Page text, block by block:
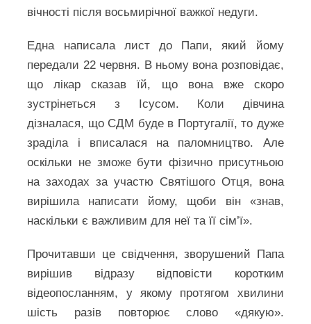
вічності після восьмирічної важкої недуги.
Една написала лист до Папи, який йому
передали 22 червня. В ньому вона розповідає,
що лікар сказав їй, що вона вже скоро
зустрінеться з Ісусом. Коли дівчина
дізналася, що СДМ буде в Португалії, то дуже
зраділа і вписалася на паломництво. Але
оскільки не зможе бути фізично присутньою
на заходах за участю Святішого Отця, вона
вирішила написати йому, щоби він «знав,
наскільки є важливим для неї та її сім’ї».
Прочитавши це свідчення, зворушений Папа
вирішив відразу відповісти коротким
відеопосланням, у якому протягом хвилини
шість разів повторює слово «дякую».